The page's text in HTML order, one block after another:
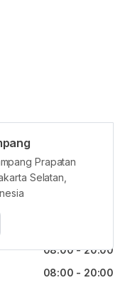
Prapatan
Selatan,
08:00 - 20:00
08:00 - 20:00
08:00 - 20:00